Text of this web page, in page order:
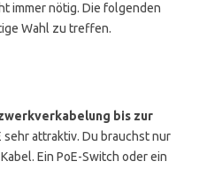
immer nötig. Die folgenden
Wahl zu treffen.
bis zur
sehr attraktiv. Du brauchst nur
Ein PoE-Switch oder ein